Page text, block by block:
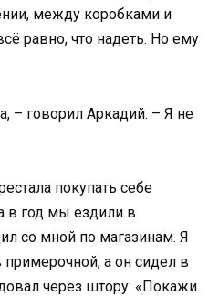
между коробками и
равно, что надеть. Но ему
– говорил Аркадий. – Я не
покупать себе
в год мы ездили в
со мной по магазинам. Я
а он сидел в
через штору: «Покажи.